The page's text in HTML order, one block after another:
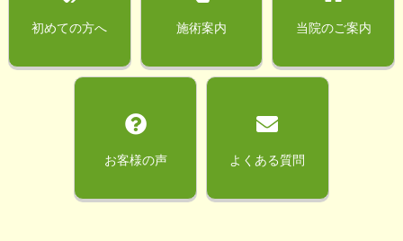
初めての方へ 施術案内 当院のご案内
お客様の声 よくある質問